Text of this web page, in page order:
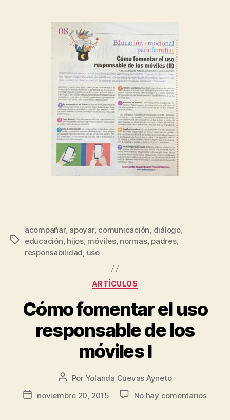
acompañar, apoyar, comunicación, diálogo,
educación, hijos, móviles, normas, padres,
responsabilidad, uso
ARTÍCULOS
Cómo fomentar el uso
responsable de los
móviles I
Por Yolanda Cuevas Ayneto
noviembre 20, 2015
No hay comentarios